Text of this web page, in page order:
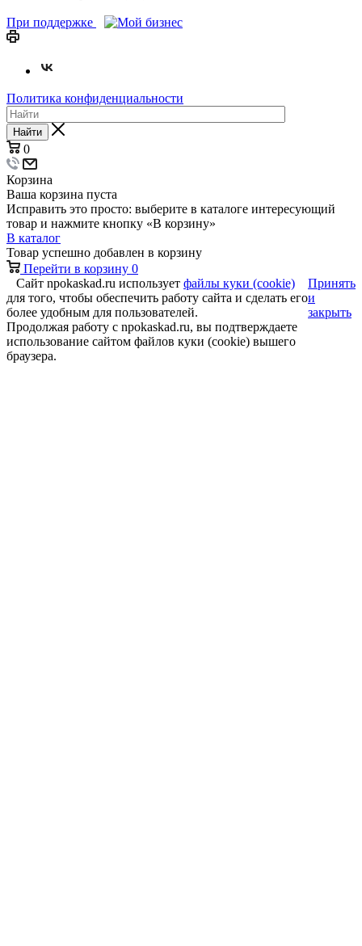
При поддержке
Политика конфиденциальности
Найти
0
Корзина
Ваша корзина пуста
Исправить это просто: выберите в каталоге интересующий
товар и нажмите кнопку «В корзину»
В каталог
Товар успешно добавлен в корзину
Перейти в корзину 0
Сайт npokaskad.ru использует файлы куки (cookie)
для того, чтобы обеспечить работу сайта и сделать его
более удобным для пользователей.
Продолжая работу с npokaskad.ru, вы подтверждаете
использование сайтом файлов куки (cookie) вышего
браузера.
Принять
и
закрыть